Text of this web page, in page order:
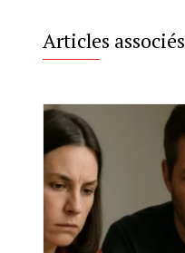
Articles associés